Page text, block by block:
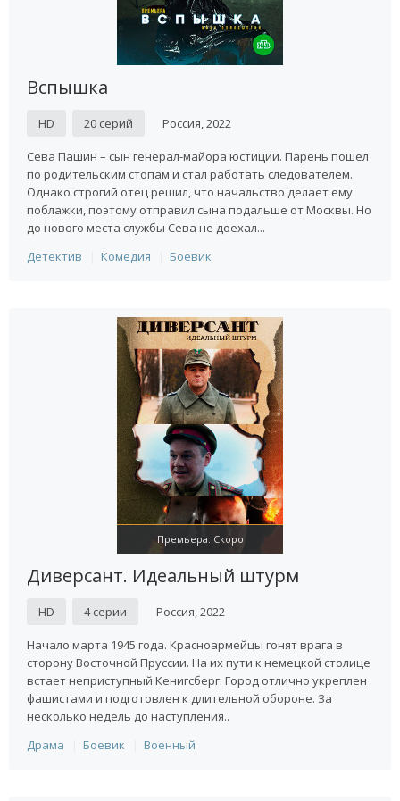
Вспышка
HD 20 серий Россия, 2022
Сева Пашин – сын генерал-майора юстиции. Парень пошел
по родительским стопам и стал работать следователем.
Однако строгий отец решил, что начальство делает ему
поблажки, поэтому отправил сына подальше от Москвы. Но
до нового места службы Сева не доехал...
Детектив
Комедия Боевик
Премьера: Скоро
Диверсант. Идеальный штурм
HD 4 серии Россия, 2022
Начало марта 1945 года. Красноармейцы гонят врага в
сторону Восточной Пруссии. На их пути к немецкой столице
встает неприступный Кенигсберг. Город отлично укреплен
фашистами и подготовлен к длительной обороне. За
несколько недель до наступления..
Драма
Боевик Военный